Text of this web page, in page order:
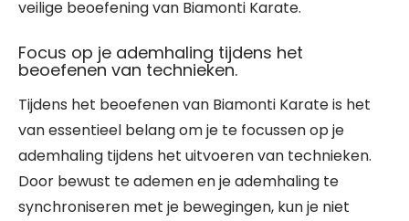
veilige beoefening van Biamonti Karate.
Focus op je ademhaling tijdens het
beoefenen van technieken.
Tijdens het beoefenen van Biamonti Karate is het
van essentieel belang om je te focussen op je
ademhaling tijdens het uitvoeren van technieken.
Door bewust te ademen en je ademhaling te
synchroniseren met je bewegingen, kun je niet